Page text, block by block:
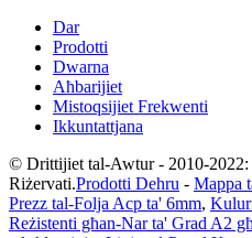
Dar
Prodotti
Dwarna
Aħbarijiet
Mistoqsijiet Frekwenti
Ikkuntattjana
© Drittijiet tal-Awtur - 2010-
Riżervati.Prodotti Dehru - Mappa
Prezz tal-Folja Acp ta' 6mm,
Reżistenti għan-Nar ta' Grad A2